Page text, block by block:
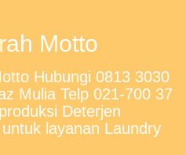
Motto
Hubungi 0813 3030
Mulia Telp 021-700 37
Deterjen
layanan Laundry